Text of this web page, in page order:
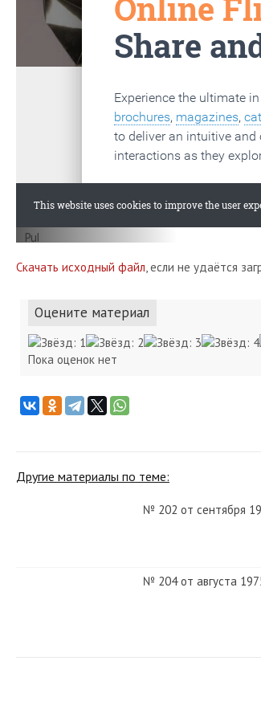
Скачать исходный файл, если не удаётся
Оцените материал
Пока оценок нет
Другие материалы по теме:
№ 202 от сентября
№ 204 от августа